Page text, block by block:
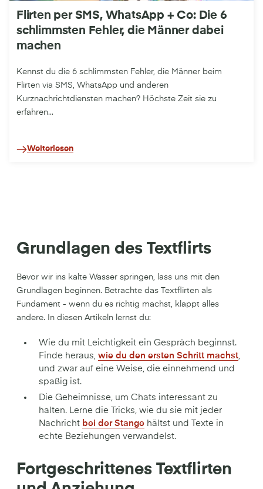
Flirten per SMS, WhatsApp + Co: Die 6
schlimmsten Fehler, die Männer dabei
machen
Kennst du die 6 schlimmsten Fehler, die Männer beim
Flirten via SMS, WhatsApp und anderen
Kurznachrichtdiensten machen? Höchste Zeit sie zu
erfahren...
Weiterlesen
Grundlagen des Textflirts
Bevor wir ins kalte Wasser springen, lass uns mit den
Grundlagen beginnen. Betrachte das Textflirten als
Fundament - wenn du es richtig machst, klappt alles
andere. In diesen Artikeln lernst du:
Wie du mit Leichtigkeit ein Gespräch beginnst.
Finde heraus, wie du den ersten Schritt machst,
und zwar auf eine Weise, die einnehmend und
spaßig ist.
Die Geheimnisse, um Chats interessant zu
halten. Lerne die Tricks, wie du sie mit jeder
Nachricht bei der Stange hältst und Texte in
echte Beziehungen verwandelst.
Fortgeschrittenes Textflirten